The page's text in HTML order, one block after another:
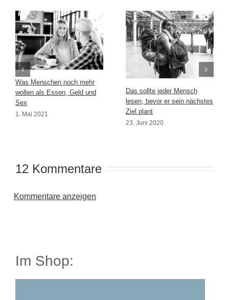
Was Menschen noch mehr
wollen als Essen, Geld und
Sex
1. Mai 2021
Das sollte jeder Mensch
lesen, bevor er sein nächstes
Ziel plant
23. Juni 2020
12 Kommentare
Kommentare anzeigen
Im Shop: